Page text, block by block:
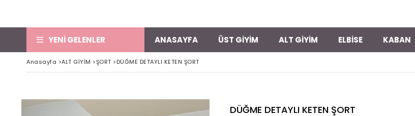
YENİ GELENLER ANASAYFA ÜST GİYİM ALT GİYİM ELBİSE KABAN
Anasayfa >ALT GİYİM >ŞORT >DÜĞME DETAYLI KETEN ŞORT
DÜĞME DETAYLI KETEN ŞORT